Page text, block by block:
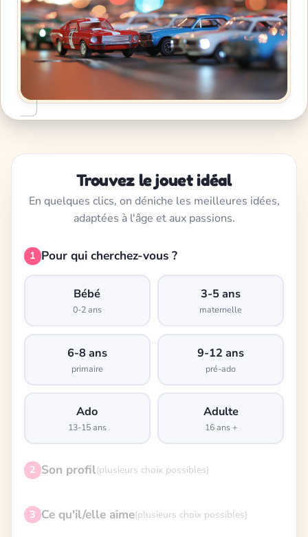
Trouvez le jouet idéal
En quelques clics, on déniche les meilleures idées,
adaptées à l'âge et aux passions.
1 Pour qui cherchez-vous ?
Bébé
0-2 ans
3-5 ans
maternelle
6-8 ans
primaire
9-12 ans
pré-ado
Ado
13-15 ans
Adulte
16 ans +
2 Son profil(plusieurs choix possibles)
3 Ce qu'il/elle aime(plusieurs choix possibles)